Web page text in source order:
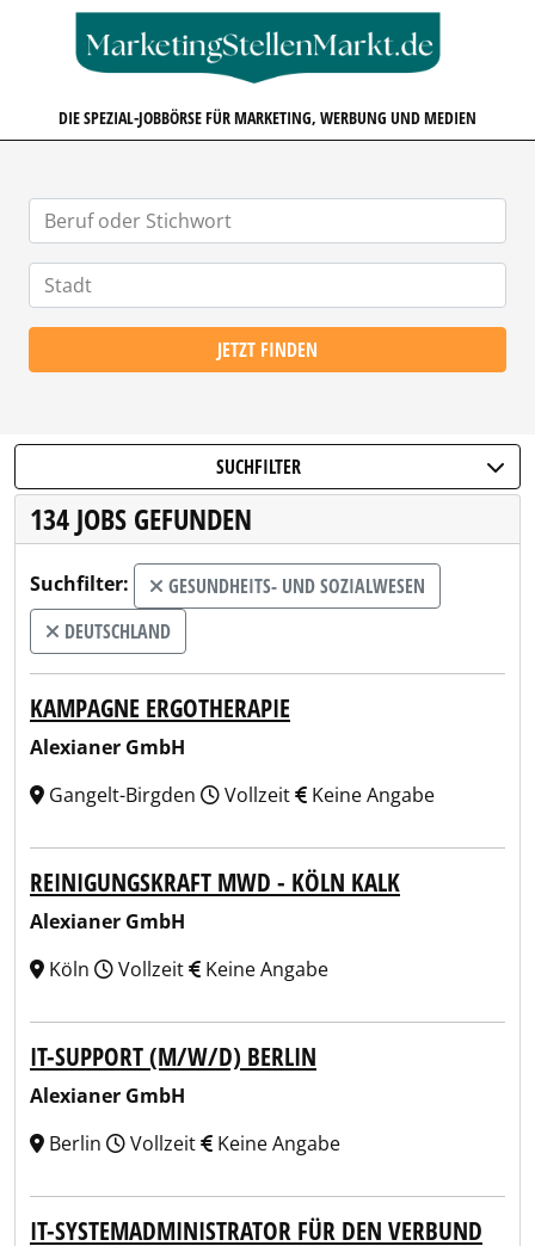
DIE SPEZIAL-JOBBÖRSE FÜR MARKETING, WERBUNG UND MEDIEN
JETZT FINDEN
SUCHFILTER
134 JOBS GEFUNDEN
Suchfilter:
GESUNDHEITS- UND SOZIALWESEN
DEUTSCHLAND
KAMPAGNE ERGOTHERAPIE
Alexianer GmbH
Gangelt-Birgden
Vollzeit Keine Angabe
REINIGUNGSKRAFT MWD - KÖLN KALK
Alexianer GmbH
Köln
Vollzeit Keine Angabe
IT-SUPPORT (M/W/D) BERLIN
Alexianer GmbH
Berlin
Vollzeit Keine Angabe
IT-SYSTEMADMINISTRATOR FÜR DEN VERBUND